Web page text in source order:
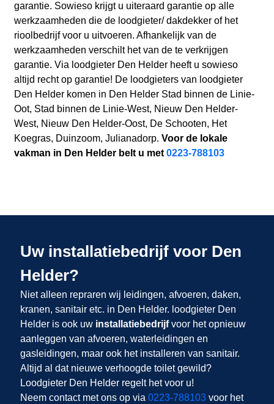
garantie. Sowieso krijgt u uiteraard garantie op alle
werkzaamheden die de loodgieter/ dakdekker of het
rioolbedrijf voor u uitvoeren. Afhankelijk van de
werkzaamheden verschilt het van de te verkrijgen
garantie. Via loodgieter Den Helder heeft u sowieso
altijd recht op garantie! De loodgieters van loodgieter
Den Helder komen in Den Helder Stad binnen de Linie-
Oot, Stad binnen de Linie-West, Nieuw Den Helder-
West, Nieuw Den Helder-Oost, De Schooten, Het
Koegras, Duinzoom, Julianadorp. Voor de lokale
vakman in Den Helder belt u met0223-788103
Uw installatiebedrijf voor Den
Helder?
Niet alleen repraren wij leidingen, afvoeren, daken,
kranen, sanitair etc. in Den Helder. loodgieter Den
Helder is ook uw installatiebedrijfvoor het opnieuw
aanleggen van afvoeren, waterleidingen en
gasleidingen, maar ook het installeren van sanitair.
Altijd al dat nieuwe verhoogde toilet gewild?
Loodgieter Den Helder regelt het voor u!
Neem contact met ons op via 0223-788103voor het